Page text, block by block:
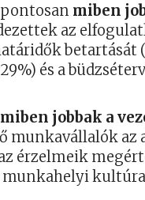
miben
az
betartását
és a
miben jobbak a
munkavállalók az
érzelmeik
munkahelyi